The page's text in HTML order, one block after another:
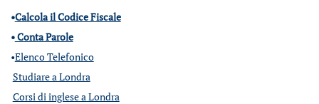
•Calcola il Codice Fiscale
•Conta Parole
•Elenco Telefonico
Studiare a Londra
Corsi di inglese a Londra